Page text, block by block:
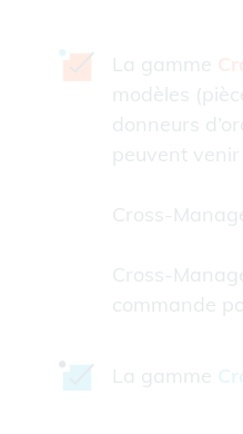
La gamme
modèles
donneurs
peuvent
Cross-
Cross-
commande
La gamme